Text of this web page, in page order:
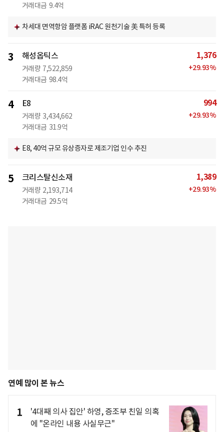
거래대금 9.4억
차세대 면역항암 플랫폼 iRAC 원천기술 美 특허 등록
3 해성옵틱스
거래량 7,522,859
거래대금 98.4억
1,376
+29.93%
4 E8
거래량 3,434,662
거래대금 31.9억
994
+29.93%
E8, 40억 규모 유상증자로 제조기업 인수 추진
5 크리스탈신소재
거래량 2,193,714
거래대금 29.5억
1,389
+29.93%
연예 많이 본 뉴스
1
'4대째 의사 집안' 하영, 증조부 친일 의혹
에 "온라인 내용 사실무근"